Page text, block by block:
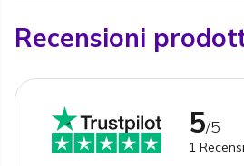
Recensioni
5/5
1